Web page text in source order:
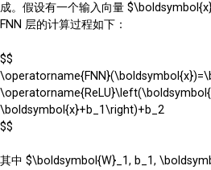
成。假设有一个输入向量
FNN 层的计算过程如下：
$$
\boldsymbol{x}+b_1\right)+b_2
$$
其中 $\boldsymbol{W}_1, b_1,